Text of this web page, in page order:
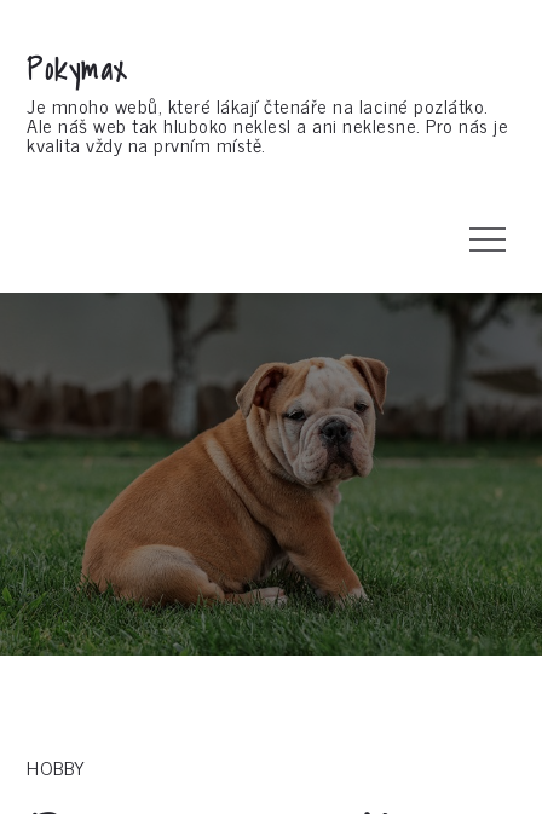
content
Pokymax
Je mnoho webů, které lákají čtenáře na laciné pozlátko.
Ale náš web tak hluboko neklesl a ani neklesne. Pro nás je
kvalita vždy na prvním místě.
Menu
HOBBY